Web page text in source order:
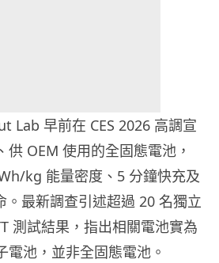
Lab 早前在 CES 2026 高調宣
OEM 使用的全固態電池，
kg 能量密度、5 分鐘快充及
。最新調查引述超過 20 名獨立
測試結果，指出相關電池實為
電池，並非全固態電池。